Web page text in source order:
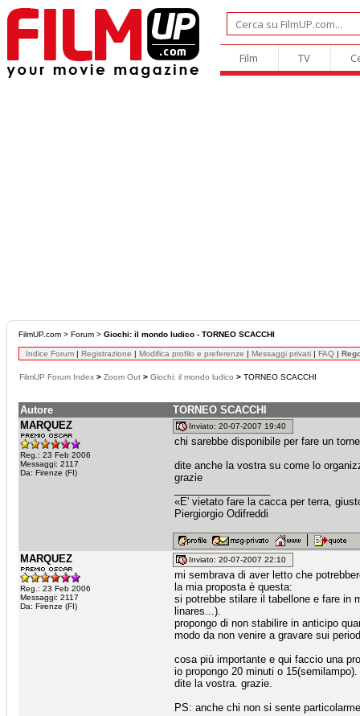
Film TV
FilmUP.com > Forum > Giochi: il mondo ludico - TORNEO SCACCHI
Indice Forum | Registrazione | Modifica profilo e preferenze | Messaggi privati | FAQ |
FilmUP Forum Index > Zoom Out > Giochi: il mondo ludico > TORNEO SCACCHI
Autore
TORNEO SCACCHI
MARQUEZ
Reg.: 23 Feb 2006
Messaggi: 2117
Da: Firenze (FI)
Inviato: 20-07-2007 19:40
chi sarebbe disponibile per fare un
dite anche la vostra su come lo
grazie
«E' vietato fare la cacca per terra,
Piergiorgio Odifreddi
MARQUEZ
Reg.: 23 Feb 2006
Messaggi: 2117
Da: Firenze (FI)
Inviato: 20-07-2007 22:10
mi sembrava di aver letto che
la mia proposta è questa:
si potrebbe stilare il tabellone e fare in
linares...).
propongo di non stabilire in anticipo
modo da non venire a gravare sui
cosa più importante e qui faccio una
io propongo 20 minuti o 15(semilampo).
dite la vostra. grazie.
PS: anche chi non si sente